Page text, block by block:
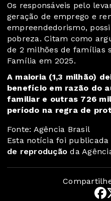
Os responsáveis pelo
geração de emprego e
empreendedorismo,
pobreza. Citam como
de 2 milhões de famílias
Família em 2025.
A maioria (1,3 milhão)
benefício em razão do
familiar e outras 726
período na regra de
Fonte: Agência Brasil
Esta notícia foi publicada
de reprodução da